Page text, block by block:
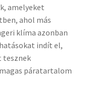
amelyeket
ahol más
klíma azonban
indít el,
tesznek
magas páratartalom